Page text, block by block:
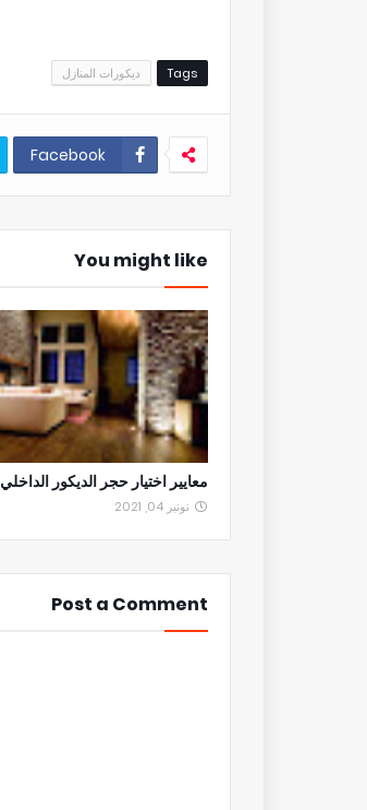
Tags ديكورات المنازل
Facebook
You might like
معايير اختيار حجر الديكور الداخلي
نونبر 04, 2021
Post a Comment